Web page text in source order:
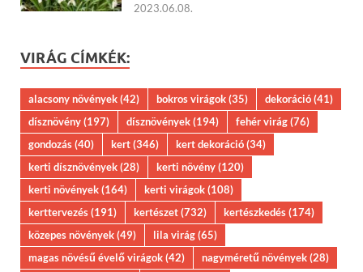
2023.06.08.
VIRÁG CÍMKÉK:
alacsony növények(42) bokros virágok(35) dekoráció(41)
dísznövény(197) dísznövények(194) fehér virág(76)
gondozás(40) kert(346) kert dekoráció(34)
kerti dísznövények(28) kerti növény(120)
kerti növények(164) kerti virágok(108)
kerttervezés(191) kertészet(732) kertészkedés(174)
közepes növények(49) lila virág(65)
magas növésű évelő virágok(42) nagyméretű növények(28)